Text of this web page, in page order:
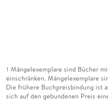
1 Mängelexemplare sind Bücher
einschränken. Mängelexemplare
Die frühere Buchpreisbindung ist
sich auf den gebundenen Preis